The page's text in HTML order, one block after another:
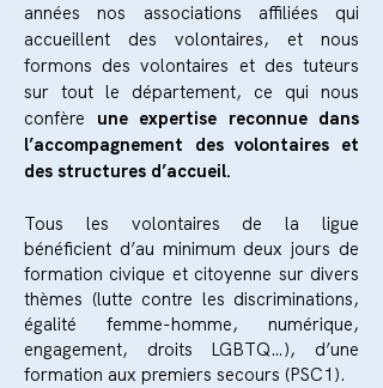
années nos associations affiliées qui
accueillent des volontaires, et nous
formons des volontaires et des tuteurs
sur tout le département, ce qui nous
confère une expertise reconnue dans
l’accompagnement des volontaires et
des structures d’accueil.
Tous les volontaires de la ligue
bénéficient d’au minimum deux jours de
formation civique et citoyenne sur divers
thèmes (lutte contre les discriminations,
égalité femme-homme, numérique,
engagement, droits LGBTQ…), d’une
formation aux premiers secours (PSC1).